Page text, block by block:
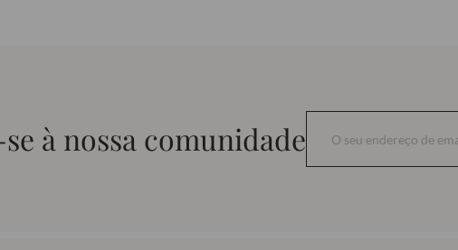
à nossa comunidade